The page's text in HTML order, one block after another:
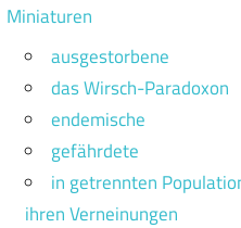
Miniaturen
ausgestorbene
das Wirsch-Paradoxon
endemische
gefährdete
in getrennten
ihren Verneinungen